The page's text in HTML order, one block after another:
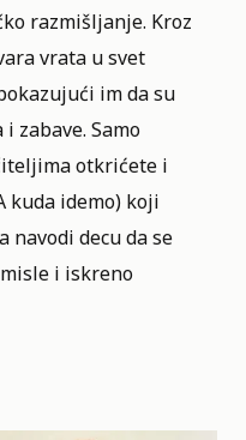
razmišljanje. Kroz
vrata u svet
im da su
zabave. Samo
otkrićete i
kuda idemo) koji
navodi decu da se
i iskreno